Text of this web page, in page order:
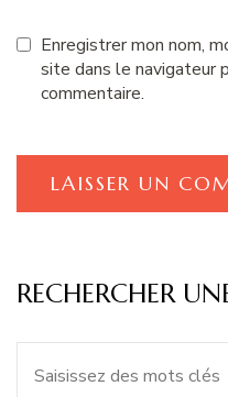
Enregistrer mon nom,
site dans le navigateur
commentaire.
RECHERCHER